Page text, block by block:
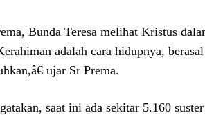
Bunda Teresa melihat Kristus
adalah cara hidupnya,
ujar Sr Prema.
saat ini ada sekitar 5.160 suster